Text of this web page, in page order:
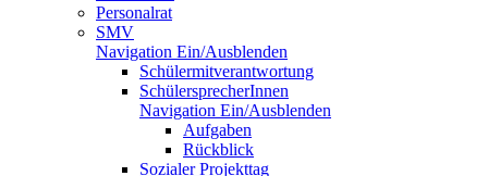
Personalrat
SMV
Navigation Ein/Ausblenden
Schülermitverantwortung
SchülersprecherInnen
Navigation Ein/Ausblenden
Aufgaben
Rückblick
Sozialer Projekttag